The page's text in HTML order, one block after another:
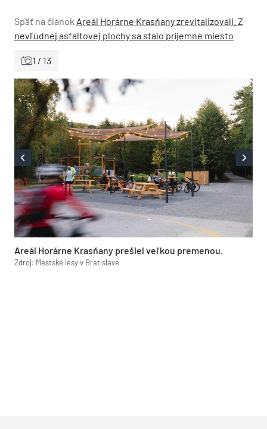
Späť na článok Areál Horárne Krasňany zrevitalizovali. Z
nevľúdnej asfaltovej plochy sa stalo príjemné miesto
1 / 13
Areál Horárne Krasňany prešiel veľkou premenou.
Zdroj: Mestské lesy v Bratislave